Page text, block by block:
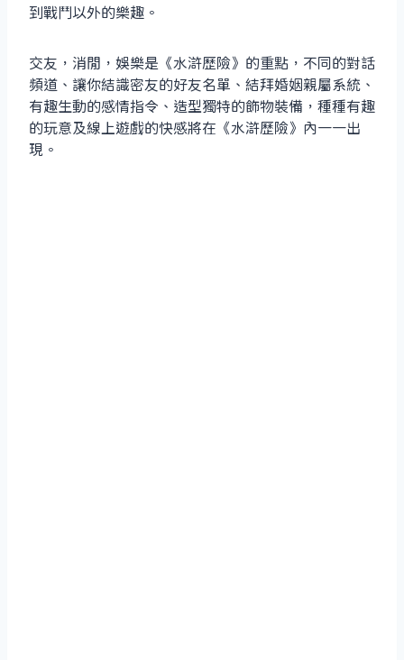
到戰鬥以外的樂趣。
交友，消閒，娛樂是《水滸歷險》的重點，不同的對話
頻道、讓你結識密友的好友名單、結拜婚姻親屬系統、
有趣生動的感情指令、造型獨特的飾物裝備，種種有趣
的玩意及線上遊戲的快感將在《水滸歷險》內一一出
現。